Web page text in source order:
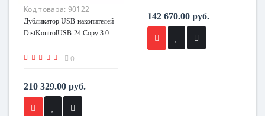
Код товара: 90122
Дубликатор USB-накопителей
DistKontrolUSB-24 Copy 3.0
0
210 329.00 руб.
142 670.00 руб.